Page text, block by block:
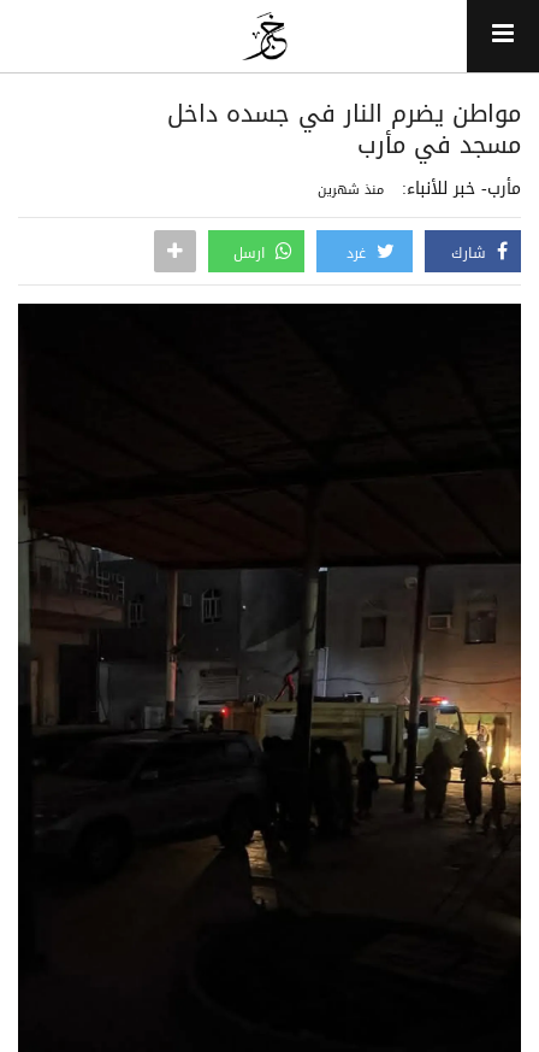
مواطن يضرم النار في جسده داخل
مسجد في مأرب
مأرب- خبر للأنباء: منذ شهرين
شارك غرد ارسل